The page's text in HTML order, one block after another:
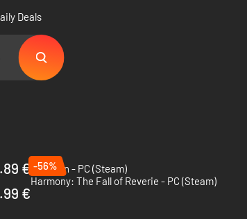
Deals
€ Aphelion - PC (Steam)
-56%
Harmony: The Fall of Reverie - PC (Steam)
€